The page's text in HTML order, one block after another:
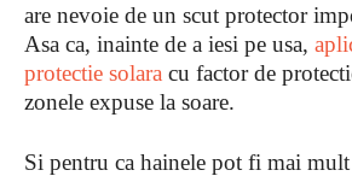
are nevoie de un scut protector
Asa ca, inainte de a iesi pe usa,
protectie solara cu factor de
zonele expuse la soare.
Si pentru ca hainele pot fi mai